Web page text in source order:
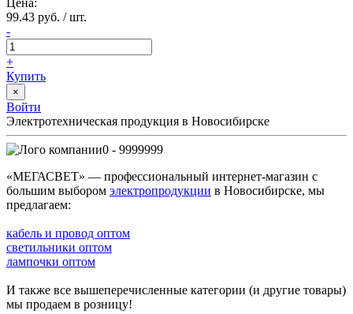
99.43 руб. / шт.
-
+
Купить
×
Войти
Электротехническая продукция в Новосибирске
0 - 9999999
«МЕГАСВЕТ» — профессиональный интернет-магазин с
большим выбором электропродукции в Новосибирске, мы
предлагаем:
кабель и провод оптом
светильники оптом
лампочки оптом
И также все вышеперечисленные категории (и другие товары)
мы продаем в розницу!